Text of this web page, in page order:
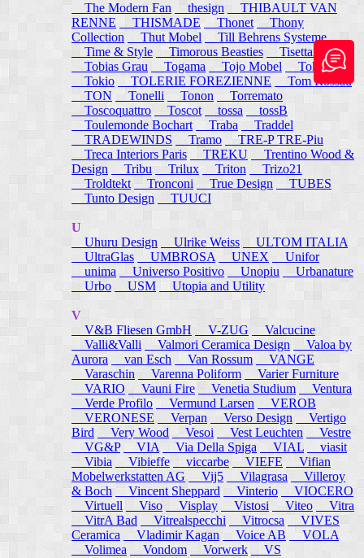
The Modern Fan
thesign
THIBAULT VAN
RENNE
THISMADE Thonet
Thony
Collection
Thut Mobel
Till Behrens Systeme
Time & Style
Timorous Beasties
Tisettanta
Tobias Grau
Togama Tojo Mobel
Token
Tokio
TOLERIE FOREZIENNE
Tom Rossau
TON
Tonelli Tonon
Torremato
Toscoquattro
Toscot tossa
tossB
Toulemonde Bochart
Traba
Traddel
TRADEWINDS
Tramo
TRE-P TRE-Piu
Treca Interiors Paris
TREKU
Trentino Wood &
Design
Tribu Trilux Triton
Trizo21
Troldtekt Tronconi True Design
TUBES
Tunto Design
TUUCI
U
Uhuru Design
Ulrike Weiss
ULTOM ITALIA
UltraGlas
UMBROSA UNEX
Unifor
unima
Universo Positivo Unopiu
Urbanature
Urbo
USM Utopia and Utility
V
V&B Fliesen GmbH
V-ZUG
Valcucine
Valli&Valli
Valmori Ceramica Design
Valoa by
Aurora
van Esch Van Rossum
VANGE
Varaschin
Varenna Poliform
Varier Furniture
VARIO
Vauni Fire Venetia Studium
Ventura
Verde Profilo
Vermund Larsen
VEROB
VERONESE
Verpan Verso Design
Vertigo
Bird
Very Wood Vesoi Vest Leuchten
Vestre
VG&P
VIA Via Della Spiga VIAL
viasit
Vibia
Vibieffe viccarbe VIEFE
Vifian
Mobelwerkstatten AG
Vij5 Vilagrasa
Villeroy
& Boch
Vincent Sheppard Vinterio
VIOCERO
Virtuell
Viso Visplay Vistosi Viteo
Vitra
VitrA Bad
Vitrealspecchi Vitrocsa
VIVES
Ceramica
Vladimir Kagan Voice AB
VOLA
Volimea
Vondom Vorwerk VS